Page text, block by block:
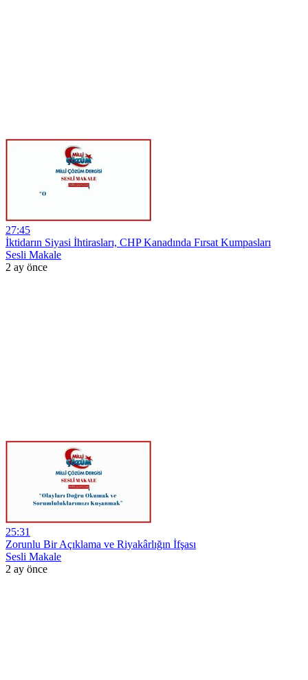
27:45
İktidarın Siyasi İhtirasları, CHP Kanadında Fırsat Kumpasları
Sesli Makale
2 ay önce
25:31
Zorunlu Bir Açıklama ve Riyakârlığın İfşası
Sesli Makale
2 ay önce